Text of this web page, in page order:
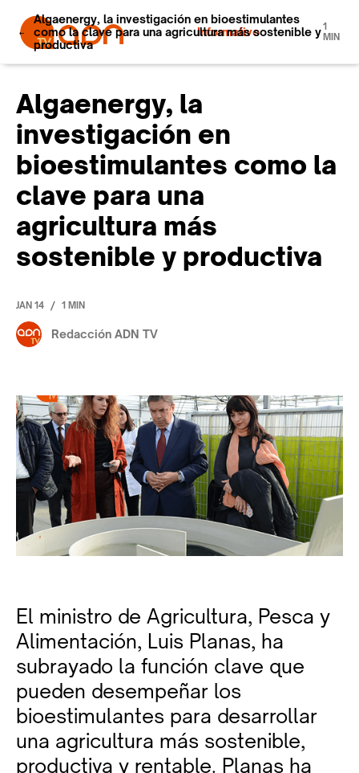
Informativo
Algaenergy, la investigación en bioestimulantes
como la clave para una agricultura más sostenible y
productiva
1
MIN
Algaenergy, la
investigación en
bioestimulantes como la
clave para una
agricultura más
sostenible y productiva
JAN 14 / 1 MIN
Redacción ADN TV
El ministro de Agricultura, Pesca y
Alimentación, Luis Planas, ha
subrayado la función clave que
pueden desempeñar los
bioestimulantes para desarrollar
una agricultura más sostenible,
productiva y rentable. Planas ha